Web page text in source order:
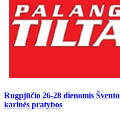
Rugpjūčio 26-28 dienomis
karinės pratybos